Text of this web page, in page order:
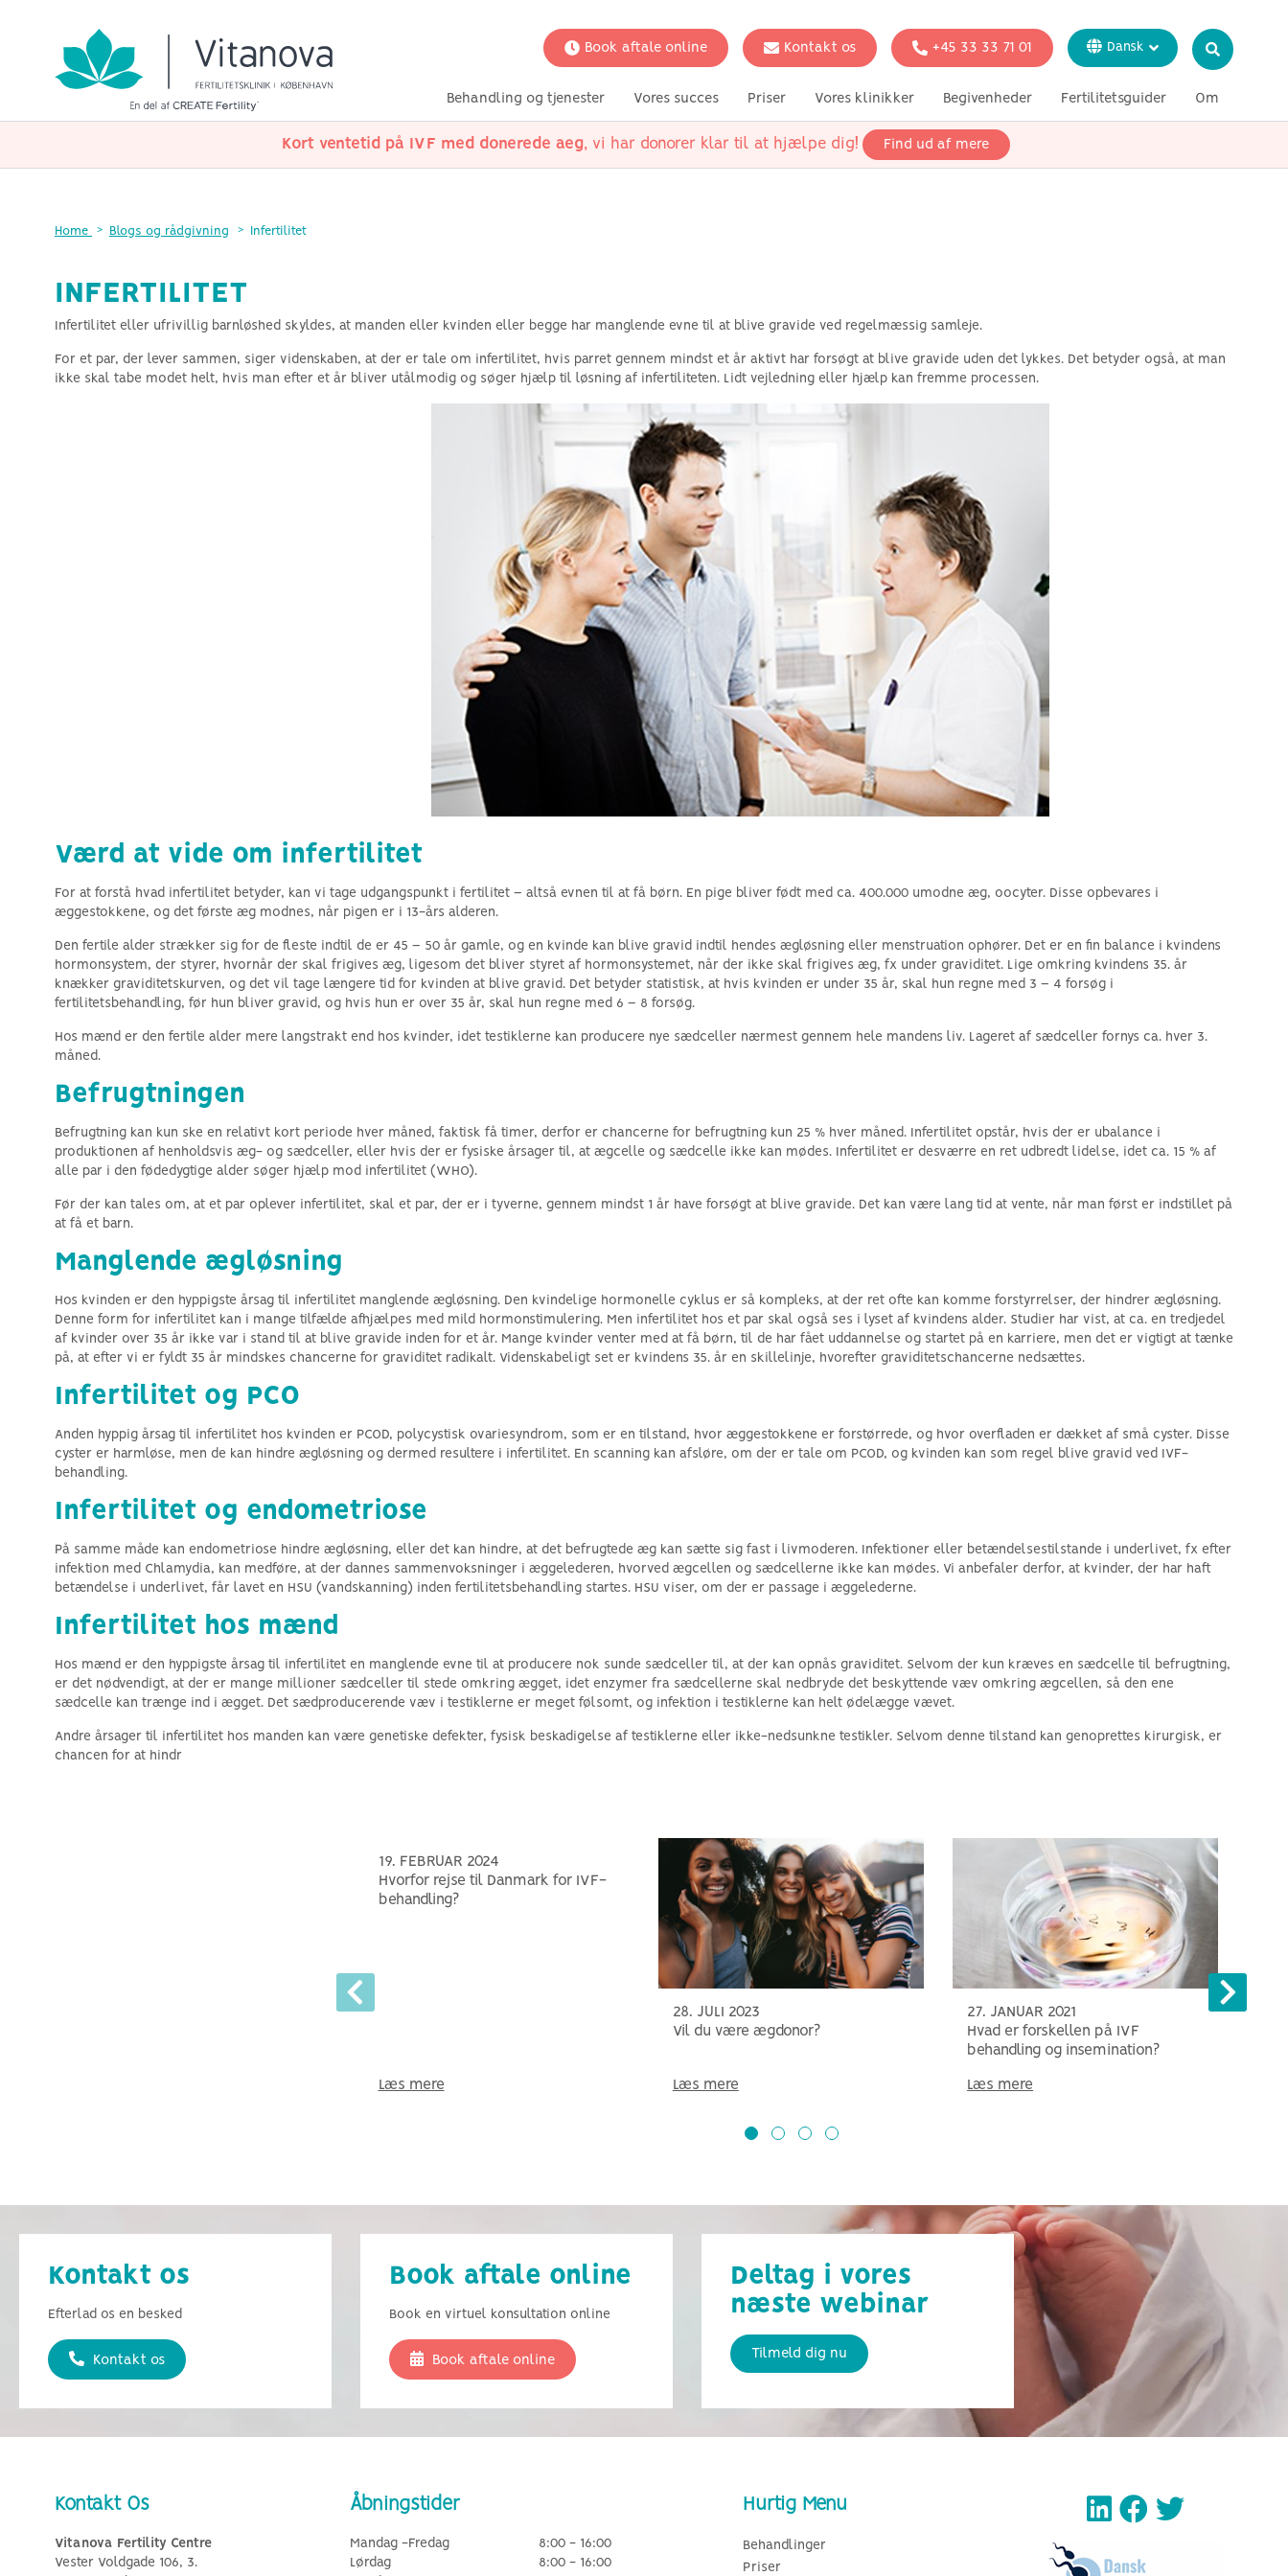
Book aftale online Kontakt os +45 33 33 71 01 Dansk
Italiano
Behandling og tjenester
Insemination
Naturlig cyklus IVF
Intracytoplasmisk
Donorbehandlinger Fertilitetsbevarelse Din situation
Rådgivning
Genetiske tests
Vores succes
Sikrere IVF og sundere
babyer
Priser
3 cyklus IVF-pakker
Vores klinikker
partnerklinik Rungsted partnerklinik Vesterbro UK klinik
Begivenheder Fertilitetsguider
naturlige og milde IVF-
babyer
Hvorfor naturlig og mild IVF er
Mild vs. Naturlig IVF - Hvad er
Ofte stillede spørgsmål
Medicin og hormoner
Medicinske tilstande
Uforklarlig infertilitet
Skjoldbruskkirtelsygdomme
Tubar sygdom
Infertilitet hos mænd
Hyperthyroidisme og fertilitet
Azoospermi
Om
Hvorfor Vitanova mød vores team
videnskabelige
undersøgelser
Kort ventetid på IVF med donerede aeg, vi har donorer klar til at hjælpe dig! Find ud af mere
Home Blogs og rådgivning Infertilitet
INFERTILITET
Infertilitet eller ufrivillig barnløshed skyldes, at manden eller kvinden eller begge har manglende evne til at blive gravide ved regelmæssig samleje.
For et par, der lever sammen, siger videnskaben, at der er tale om infertilitet, hvis parret gennem mindst et år aktivt har forsøgt at blive gravide uden det lykkes. Det betyder også, at man
ikke skal tabe modet helt, hvis man efter et år bliver utålmodig og søger hjælp til løsning af infertiliteten. Lidt vejledning eller hjælp kan fremme processen.
Værd at vide om infertilitet
For at forstå hvad infertilitet betyder, kan vi tage udgangspunkt i fertilitet – altså evnen til at få børn. En pige bliver født med ca. 400.000 umodne æg, oocyter. Disse opbevares i
æggestokkene, og det første æg modnes, når pigen er i 13-års alderen.
Den fertile alder strækker sig for de fleste indtil de er 45 – 50 år gamle, og en kvinde kan blive gravid indtil hendes ægløsning eller menstruation ophører. Det er en fin balance i kvindens
hormonsystem, der styrer, hvornår der skal frigives æg, ligesom det bliver styret af hormonsystemet, når der ikke skal frigives æg, fx under graviditet. Lige omkring kvindens 35. år
knækker graviditetskurven, og det vil tage længere tid for kvinden at blive gravid. Det betyder statistisk, at hvis kvinden er under 35 år, skal hun regne med 3 – 4 forsøg i
fertilitetsbehandling, før hun bliver gravid, og hvis hun er over 35 år, skal hun regne med 6 – 8 forsøg.
Hos mænd er den fertile alder mere langstrakt end hos kvinder, idet testiklerne kan producere nye sædceller nærmest gennem hele mandens liv. Lageret af sædceller fornys ca. hver 3.
måned.
Befrugtningen
Befrugtning kan kun ske en relativt kort periode hver måned, faktisk få timer, derfor er chancerne for befrugtning kun 25 % hver måned. Infertilitet opstår, hvis der er ubalance i
produktionen af henholdsvis æg- og sædceller, eller hvis der er fysiske årsager til, at ægcelle og sædcelle ikke kan mødes. Infertilitet er desværre en ret udbredt lidelse, idet ca. 15 % af
alle par i den fødedygtige alder søger hjælp mod infertilitet (WHO).
Før der kan tales om, at et par oplever infertilitet, skal et par, der er i tyverne, gennem mindst 1 år have forsøgt at blive gravide. Det kan være lang tid at vente, når man først er indstillet på
at få et barn.
Manglende ægløsning
Hos kvinden er den hyppigste årsag til infertilitet manglende ægløsning. Den kvindelige hormonelle cyklus er så kompleks, at der ret ofte kan komme forstyrrelser, der hindrer ægløsning.
Denne form for infertilitet kan i mange tilfælde afhjælpes med mild hormonstimulering. Men infertilitet hos et par skal også ses i lyset af kvindens alder. Studier har vist, at ca. en tredjedel
af kvinder over 35 år ikke var i stand til at blive gravide inden for et år. Mange kvinder venter med at få børn, til de har fået uddannelse og startet på en karriere, men det er vigtigt at tænke
på, at efter vi er fyldt 35 år mindskes chancerne for graviditet radikalt. Videnskabeligt set er kvindens 35. år en skillelinje, hvorefter graviditetschancerne nedsættes.
Infertilitet og PCO
Anden hyppig årsag til infertilitet hos kvinden er PCOD, polycystisk ovariesyndrom, som er en tilstand, hvor æggestokkene er forstørrede, og hvor overfladen er dækket af små cyster. Disse
cyster er harmløse, men de kan hindre ægløsning og dermed resultere i infertilitet. En scanning kan afsløre, om der er tale om PCOD, og kvinden kan som regel blive gravid ved IVF-
behandling.
Infertilitet og endometriose
På samme måde kan endometriose hindre ægløsning, eller det kan hindre, at det befrugtede æg kan sætte sig fast i livmoderen. Infektioner eller betændelsestilstande i underlivet, fx efter
infektion med Chlamydia, kan medføre, at der dannes sammenvoksninger i æggelederen, hvorved ægcellen og sædcellerne ikke kan mødes. Vi anbefaler derfor, at kvinder, der har haft
betændelse i underlivet, får lavet en HSU (vandskanning) inden fertilitetsbehandling startes. HSU viser, om der er passage i æggelederne.
Infertilitet hos mænd
Hos mænd er den hyppigste årsag til infertilitet en manglende evne til at producere nok sunde sædceller til, at der kan opnås graviditet. Selvom der kun kræves en sædcelle til befrugtning,
er det nødvendigt, at der er mange millioner sædceller til stede omkring ægget, idet enzymer fra sædcellerne skal nedbryde det beskyttende væv omkring ægcellen, så den ene
sædcelle kan trænge ind i ægget. Det sædproducerende væv i testiklerne er meget følsomt, og infektion i testiklerne kan helt ødelægge vævet.
Andre årsager til infertilitet hos manden kan være genetiske defekter, fysisk beskadigelse af testiklerne eller ikke-nedsunkne testikler. Selvom denne tilstand kan genoprettes kirurgisk, er
chancen for at hindr
19. FEBRUAR 2024
Hvorfor rejse til Danmark for IVF-
behandling?
Læs mere
28. JULI 2023
Vil du være ægdonor?
Læs mere
27. JANUAR 2021
Hvad er forskellen på IVF
behandling og insemination?
Læs mere
Kontakt os
Efterlad os en besked
Kontakt os
Book aftale online
Book en virtuel konsultation online
Book aftale online
Deltag i vores
næste webinar
Tilmeld dig nu
Kontakt Os
Vitanova Fertility Centre
Vester Voldgade 106, 3.
Åbningstider
Mandag -Fredag
8:00 - 16:00
Lørdag
8:00 - 16:00
Hurtig Menu
Behandlinger
Priser